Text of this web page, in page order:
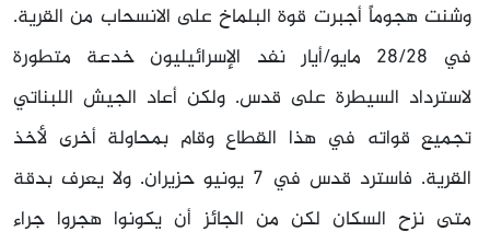
وشنت هجوماً أجبرت قوة البلماخ على الانسحاب من القرية.
في 28/28 مايو/أيار نفد الإسرائيليون خدعة متطورة
لاسترداد السيطرة على قدس. ولكن أعاد الجيش اللبناتي
تجميع قواته في هذا القطاع وقام بمحاولة أخرى لأخذ
القرية. فاسترد قدس في 7 يونيو حزيران. ولا يعرف بدقة
متى نزح السكان لكن من الجائز أن يكونوا هجروا جراء